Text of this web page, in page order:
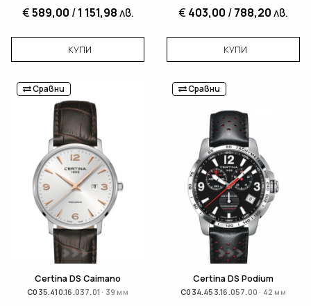
€589,00 /1 151,98лв.
КУПИ
€ 403,00 /788,20лв.
КУПИ
Сравни
Certina DS Caimano
C035.410.16.037.01 · 39 мм
Сравни
Certina DS Podium
C034.453.16.057.00 · 42 мм